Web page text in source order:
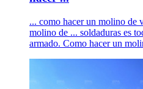
... como hacer un molino de
molino de ... soldaduras es
armado. Como hacer un